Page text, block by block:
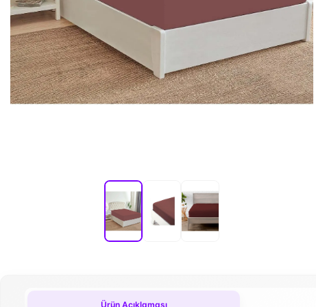
Ürün Açıklaması